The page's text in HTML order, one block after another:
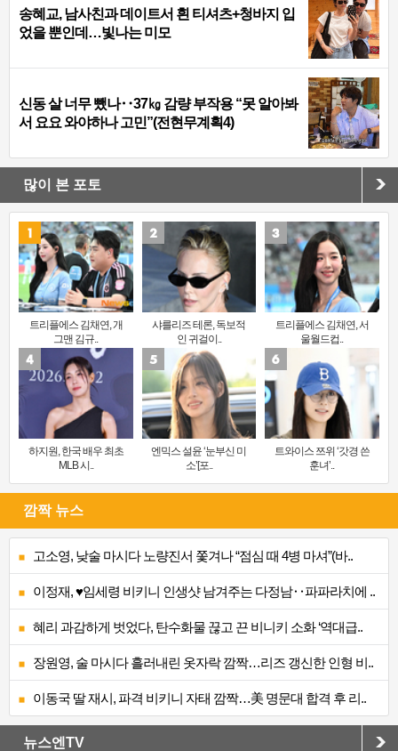
송혜교, 남사친과 데이트서 흰 티셔츠+청바지 입
었을 뿐인데…빛나는 미모
신동 살 너무 뺐나‥37㎏ 감량 부작용 “못 알아봐
서 요요 와야하나 고민”(전현무계획4)
많이 본 포토
트리플에스 김채연, 개
그맨 김규..
샤를리즈 테론, 독보적
인 귀걸이..
트리플에스 김채연, 서
울월드컵..
하지원, 한국 배우 최초
MLB 시..
엔믹스 설윤 ‘눈부신 미
소’[포..
트와이스 쯔위 ‘갓경 쓴
훈녀’..
깜짝 뉴스
고소영, 낮술 마시다 노량진서 쫓겨나 “점심 때 4병 마셔”(바..
이정재, ♥임세령 비키니 인생샷 남겨주는 다정남‥파파라치에 ..
혜리 과감하게 벗었다, 탄수화물 끊고 끈 비니키 소화 ‘역대급..
장원영, 술 마시다 흘러내린 옷자락 깜짝…리즈 갱신한 인형 비..
이동국 딸 재시, 파격 비키니 자태 깜짝…美 명문대 합격 후 리..
뉴스엔TV